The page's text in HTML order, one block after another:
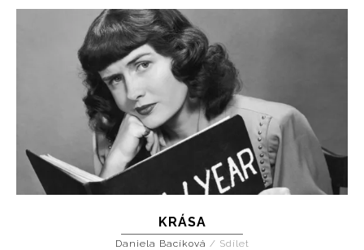
KRÁSA
Daniela Bacíková / Sdílet